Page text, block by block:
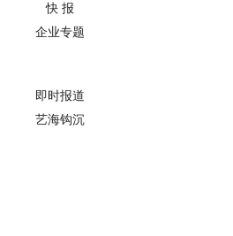
快 报
企业专题
即时报道
艺海钩沉